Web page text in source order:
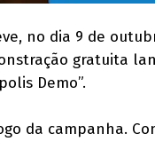
no dia 9 de
gratuita
Demo”.
da campanha.